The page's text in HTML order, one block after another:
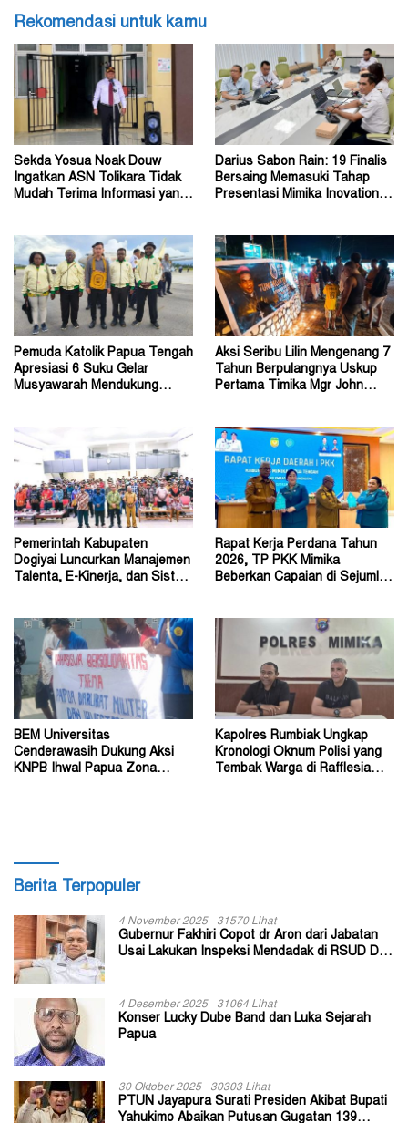
Rekomendasi untuk kamu
Sekda Yosua Noak Douw
Ingatkan ASN Tolikara Tidak
Mudah Terima Informasi yang
Darius Sabon Rain: 19 Finalis
Bersaing Memasuki Tahap
Presentasi Mimika Inovation
Pemuda Katolik Papua Tengah
Apresiasi 6 Suku Gelar
Musyawarah Mendukung
Aksi Seribu Lilin Mengenang 7
Tahun Berpulangnya Uskup
Pertama Timika Mgr John
Pemerintah Kabupaten
Dogiyai Luncurkan Manajemen
Talenta, E-Kinerja, dan Sistem
Rapat Kerja Perdana Tahun
2026, TP PKK Mimika
Beberkan Capaian di Sejumlah
BEM Universitas
Cenderawasih Dukung Aksi
KNPB Ihwal Papua Zona
Kapolres Rumbiak Ungkap
Kronologi Oknum Polisi yang
Tembak Warga di Rafflesia
Berita Terpopuler
4 November 2025 31570 Lihat
Gubernur Fakhiri Copot dr Aron dari Jabatan
Usai Lakukan Inspeksi Mendadak di RSUD Dok
4 Desember 2025 31064 Lihat
Konser Lucky Dube Band dan Luka Sejarah
Papua
30 Oktober 2025 30303 Lihat
PTUN Jayapura Surati Presiden Akibat Bupati
Yahukimo Abaikan Putusan Gugatan 139